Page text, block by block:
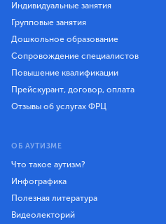
Индивидуальные занятия
Групповые занятия
Дошкольное образование
Сопровождение специалистов
Повышение квалификации
Прейскурант, договор, оплата
Отзывы об услугах ФРЦ
ОБ АУТИЗМЕ
Что такое аутизм?
Инфографика
Полезная литература
Видеолекторий